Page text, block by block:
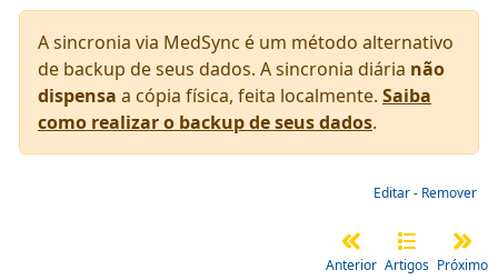
A sincronia via MedSync é um método alternativo
de backup de seus dados. A sincronia diária não
dispensa a cópia física, feita localmente. Saiba
como realizar o backup de seus dados.
Editar- Remover
Anterior Artigos Próximo